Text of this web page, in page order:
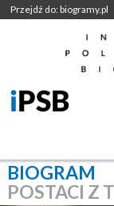
Przejdź do: biogramy.pl
BIOGRAM
POSTACI Z